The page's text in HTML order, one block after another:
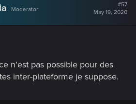
Moderator
#57
May 19, 2020
n'est pas possible pour des
inter-plateforme je suppose.